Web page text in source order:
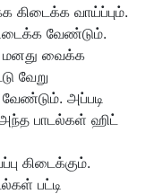
வாய்ப்பும்.
வேண்டும்.
மனது வைக்க
வேறு
அப்படி
பாடல்கள் ஹிட்
கிடைக்கும்.
பட்டி